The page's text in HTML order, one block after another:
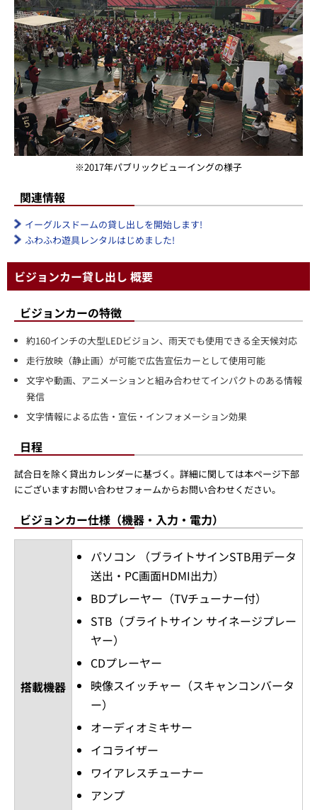
※2017年パブリックビューイングの様子
関連情報
イーグルスドームの貸し出しを開始します!
ふわふわ遊具レンタルはじめました!
ビジョンカー貸し出し 概要
ビジョンカーの特徴
約160インチの大型LEDビジョン、雨天でも使用できる全天候対応
走行放映（静止画）が可能で広告宣伝カーとして使用可能
文字や動画、アニメーションと組み合わせてインパクトのある情報
発信
文字情報による広告・宣伝・インフォメーション効果
日程
試合日を除く貸出カレンダーに基づく。詳細に関しては本ページ下部
にございますお問い合わせフォームからお問い合わせください。
ビジョンカー仕様（機器・入力・電力）
搭載機器
パソコン （ブライトサインSTB用データ
送出・PC画面HDMI出力）
BDプレーヤー（TVチューナー付）
STB（ブライトサイン サイネージプレー
ヤー）
CDプレーヤー
映像スイッチャー（スキャンコンバータ
ー）
オーディオミキサー
イコライザー
ワイアレスチューナー
アンプ